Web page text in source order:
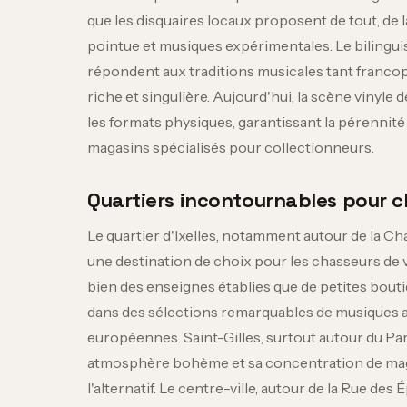
que les disquaires locaux proposent de tout,
pointue et musiques expérimentales. Le
répondent aux traditions musicales tant
riche et singulière. Aujourd'hui, la scène vinyle
les formats physiques, garantissant la
magasins spécialisés pour collectionneurs.
Quartiers incontournables pour
Le quartier d'Ixelles, notamment autour de la
une destination de choix pour les chasseurs de
bien des enseignes établies que de petites
dans des sélections remarquables de
européennes. Saint-Gilles, surtout autour du
atmosphère bohème et sa concentration de
l'alternatif. Le centre-ville, autour de la Rue des